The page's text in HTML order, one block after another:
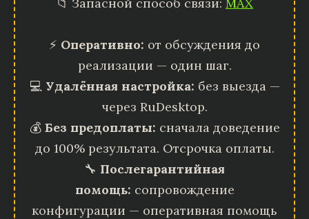
⚡ Оперативно: от обсуждения до
реализации — один шаг.
💻 Удалённая настройка: без выезда —
через RuDesktop.
💰 Без предоплаты: сначала доведение
до 100% результата. Отсрочка оплаты.
🔧 Послегарантийная
помощь: сопровождение
конфигурации — оперативная помощь